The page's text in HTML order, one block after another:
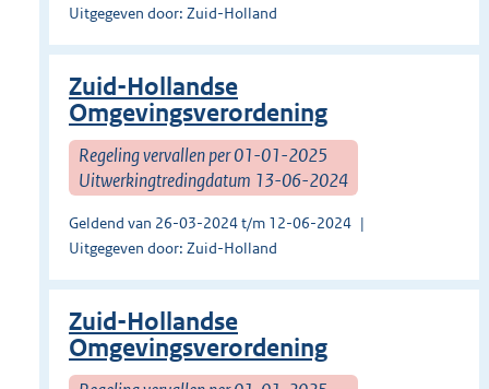
Uitgegeven door: Zuid-Holland
Zuid-Hollandse
Omgevingsverordening
Regeling vervallen per 01-01-2025
Uitwerkingtredingdatum 13-06-2024
Geldend van 26-03-2024 t/m 12-06-2024
Uitgegeven door: Zuid-Holland
Zuid-Hollandse
Omgevingsverordening